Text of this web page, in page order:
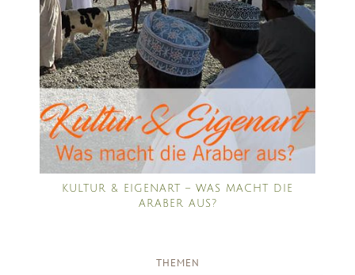
KULTUR & EIGENART – WAS MACHT DIE
ARABER AUS?
THEMEN